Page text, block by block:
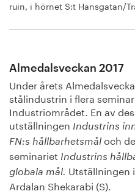
ruin, i hörnet S:t Hansgatan/
Almedalsveckan 2017
Under årets
stålindustrin i flera
Industriområdet. En av
utställningen Industrins
FN:s hållbarhetsmål och
seminariet Industrins
globala mål. Utställningen
Ardalan Shekarabi (S).